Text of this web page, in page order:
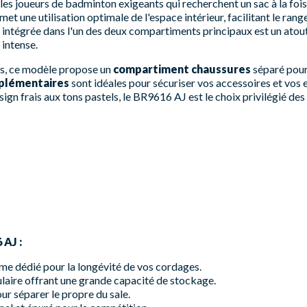
joueurs de badminton exigeants qui recherchent un sac à la
une utilisation optimale de l'espace intérieur, facilitant le
intégrée dans l'un des deux compartiments principaux est un
ce modèle propose un compartiment chaussures séparé
sont idéales pour sécuriser vos accessoires et
frais aux tons pastels, le BR9616 AJ est le choix privilégié
:
dédié pour la longévité de vos cordages.
offrant une grande capacité de stockage.
séparer le propre du sale.